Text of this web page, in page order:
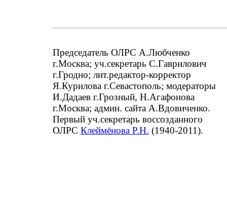
Председатель ОЛРС А.Любченко
г.Москва; уч.секретарь С.Гаврилович
г.Гродно; лит.редактор-корректор
Я.Курилова г.Севастополь; модераторы
И.Дадаев г.Грозный, Н.Агафонова
г.Москва; админ. сайта А.Вдовиченко.
Первый уч.секретарь воссозданного
ОЛРС Клеймёнова Р.Н. (1940-2011).